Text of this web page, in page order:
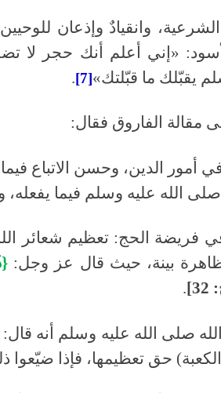
وانقيادٌ وإذعان
«إني أعلم أنك حجر لا
يقبّلك ما قبّلتك»[7]
.
مقالة الفاروق فقال:
أمور الدين، وحسن الاتباع
الله عليه وسلم فيما يفعله،
في فريضة الحج: تعظيم شعائر
ظاهرة بينة، حيث قال عز وجل:
.
صلى الله عليه وسلم أنه قال:
حق تعظيمها، فإذا ضيّعوا